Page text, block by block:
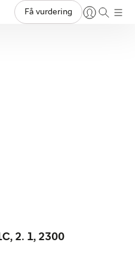
Få vurdering
2. 1, 2300